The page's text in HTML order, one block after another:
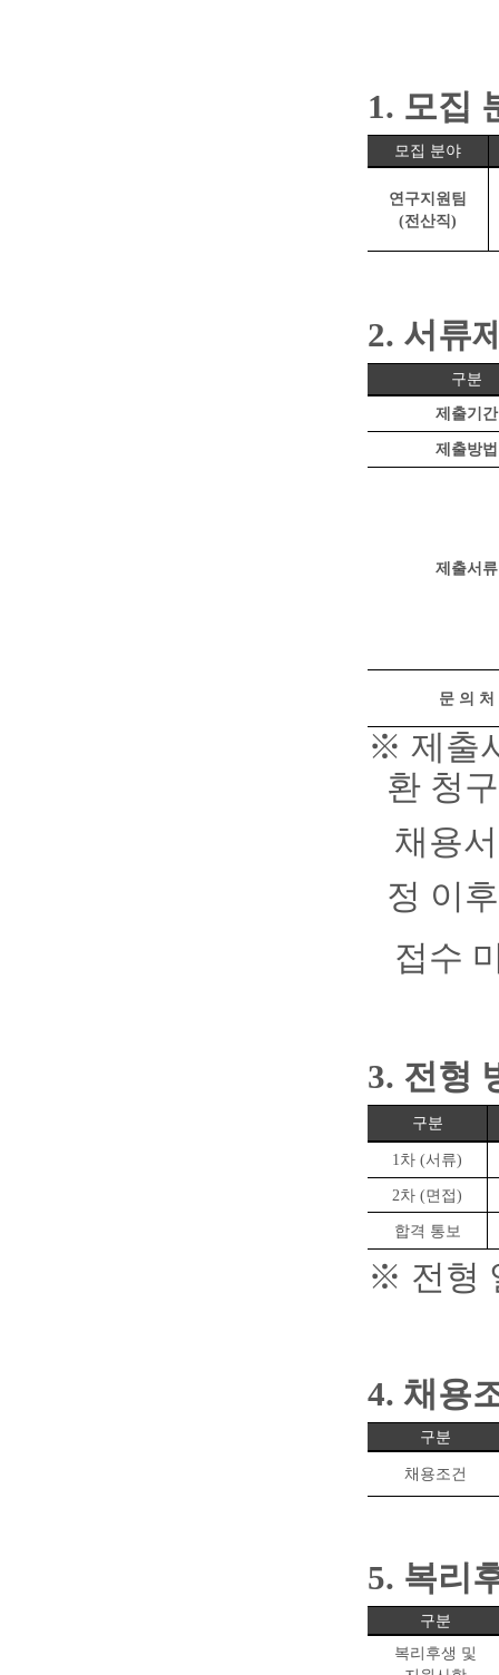
1. 모집
모집 분야
연구지원팀
(전산직)
2. 서류
구분
제출기간
제출방법
제출서류
문 의 처
※ 제출
환 청
채용
정 이
접수
3. 전형
구분
1 차 (서류)
2차 (면접)
합격 통보
※ 전형
4. 채용
구분
채용조건
5. 복리
구분
복리후생 및